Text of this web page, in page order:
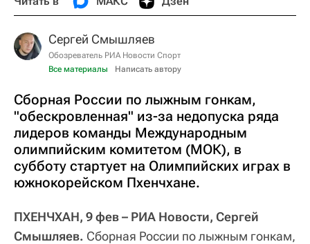
Сергей Смышляев
Обозреватель РИА Новости Спорт
Все материалы
Написать автору
Сборная России по лыжным гонкам,
"обескровленная" из-за недопуска ряда
лидеров команды Международным
олимпийским комитетом (МОК), в
субботу стартует на Олимпийских играх в
южнокорейском Пхенчхане.
ПХЕНЧХАН, 9 фев – РИА Новости, Сергей
Смышляев. Сборная России по лыжным гонкам,